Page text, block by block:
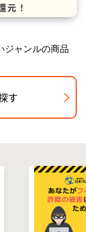
ジャンルの商品
す